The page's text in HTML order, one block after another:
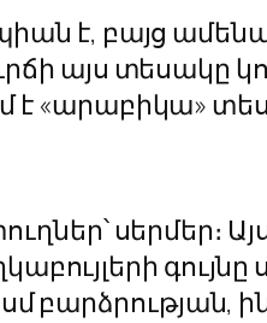
է, բայց
այս տեսակը
է «արաբիկա»
սերմեր։
սմ